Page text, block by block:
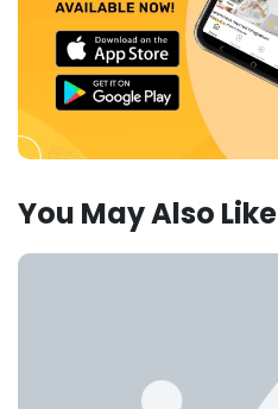
You May Also Like